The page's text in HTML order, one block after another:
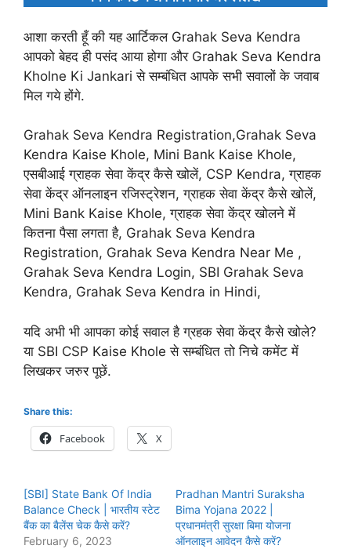
आशा करती हूँ की यह आर्टिकल Grahak Seva Kendra
आपको बेहद ही पसंद आया होगा और Grahak Seva Kendra
Kholne Ki Jankari से सम्बंधित आपके सभी सवालों के जवाब
मिल गये होंगे.
Grahak Seva Kendra Registration,Grahak Seva
Kendra Kaise Khole, Mini Bank Kaise Khole,
एसबीआई ग्राहक सेवा केंद्र कैसे खोलें, CSP Kendra, ग्राहक
सेवा केंद्र ऑनलाइन रजिस्ट्रेशन, ग्राहक सेवा केंद्र कैसे खोलें,
Mini Bank Kaise Khole, ग्राहक सेवा केंद्र खोलने में
कितना पैसा लगता है, Grahak Seva Kendra
Registration, Grahak Seva Kendra Near Me ,
Grahak Seva Kendra Login, SBI Grahak Seva
Kendra, Grahak Seva Kendra in Hindi,
यदि अभी भी आपका कोई सवाल है ग्रहक सेवा केंद्र कैसे खोले?
या SBI CSP Kaise Khole से सम्बंधित तो निचे कमेंट में
लिखकर जरुर पूछें.
Share this:
Facebook X
[SBI] State Bank Of India
Balance Check | भारतीय स्टेट
बैंक का बैलेंस चेक कैसे करें?
February 6, 2023
Pradhan Mantri Suraksha
Bima Yojana 2022 |
प्रधानमंत्री सुरक्षा बिमा योजना
ऑनलाइन आवेदन कैसे करें?